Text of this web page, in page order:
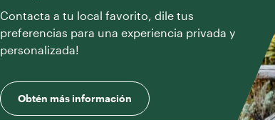
Contacta a tu local favorito, dile tus
preferencias para una experiencia privada y
personalizada!
Obtén más información